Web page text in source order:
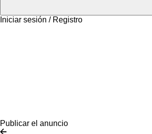
Iniciar sesión / Registro
Publicar el anuncio